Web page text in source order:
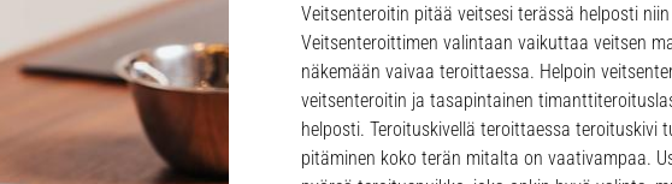
Veitsenteroitin pitää veitsesi terässä helposti
Veitsenteroittimen valintaan vaikuttaa veitsen
näkemään vaivaa teroittaessa. Helpoin
veitsenteroitin ja tasapintainen
helposti. Teroituskivellä teroittaessa teroituskivi
pitäminen koko terän mitalta on vaativampaa.